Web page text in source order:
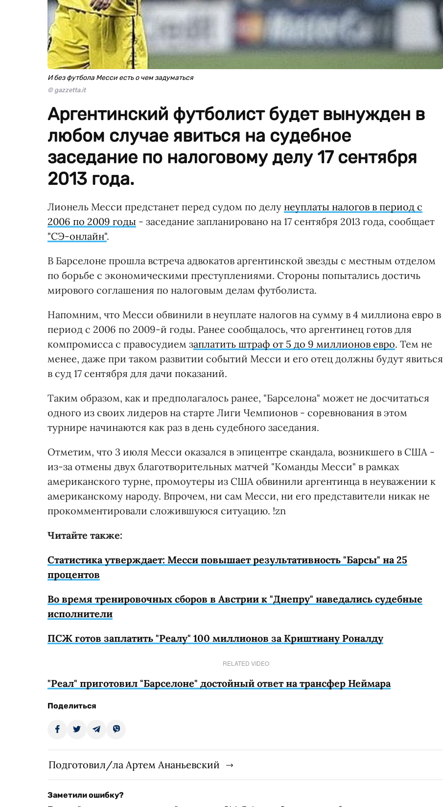
И без футбола Месси есть о чем задуматься
© gazzetta.it
Аргентинский футболист будет вынужден в
любом случае явиться на судебное
заседание по налоговому делу 17 сентября
2013 года.
Лионель Месси предстанет перед судом по делу неуплаты налогов в период с
2006 по 2009 годы - заседание запланировано на 17 сентября 2013 года, сообщает
"СЭ-онлайн".
В Барселоне прошла встреча адвокатов аргентинской звезды с местным отделом
по борьбе с экономическими преступлениями. Стороны попытались достичь
мирового соглашения по налоговым делам футболиста.
Напомним, что Месси обвинили в неуплате налогов на сумму в 4 миллиона евро в
период с 2006 по 2009-й годы. Ранее сообщалось, что аргентинец готов для
компромисса с правосудием заплатить штраф от 5 до 9 миллионов евро. Тем не
менее, даже при таком развитии событий Месси и его отец должны будут явиться
в суд 17 сентября для дачи показаний.
Таким образом, как и предполагалось ранее, "Барселона" может не досчитаться
одного из своих лидеров на старте Лиги Чемпионов - соревнования в этом
турнире начинаются как раз в день судебного заседания.
Отметим, что 3 июля Месси оказался в эпицентре скандала, возникшего в США -
из-за отмены двух благотворительных матчей "Команды Месси" в рамках
американского турне, промоутеры из США обвинили аргентинца в неуважении к
американскому народу. Впрочем, ни сам Месси, ни его представители никак не
прокомментировали сложившуюся ситуацию. !zn
Читайте также:
Статистика утверждает: Месси повышает результативность "Барсы" на 25
процентов
Во время тренировочных сборов в Австрии к "Днепру" наведались судебные
исполнители
ПСЖ готов заплатить "Реалу" 100 миллионов за Криштиану Роналду
RELATED VIDEO
"Реал" приготовил "Барселоне" достойный ответ на трансфер Неймара
Поделиться
Подготовил/ла Артем Ананьевский
Заметили ошибку?